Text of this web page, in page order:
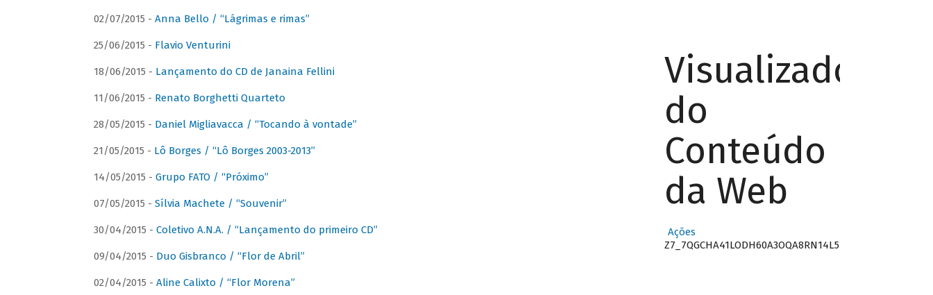
02/07/2015 - Anna Bello / “Lágrimas e rimas”
25/06/2015 - Flavio Venturini
18/06/2015 - Lançamento do CD de Janaina Fellini
11/06/2015 - Renato Borghetti Quarteto
28/05/2015 - Daniel Migliavacca / “Tocando à vontade”
21/05/2015 - Lô Borges / “Lô Borges 2003-2013”
14/05/2015 - Grupo FATO / “Próximo”
07/05/2015 - Sílvia Machete / “Souvenir”
30/04/2015 - Coletivo A.N.A. / “Lançamento do primeiro CD”
09/04/2015 - Duo Gisbranco / “Flor de Abril”
02/04/2015 - Aline Calixto / “Flor Morena”
Visualizador
do
Conteúdo
da Web
Ações
Z7_7QGCHA41LODH60A3OQA8RN14L5